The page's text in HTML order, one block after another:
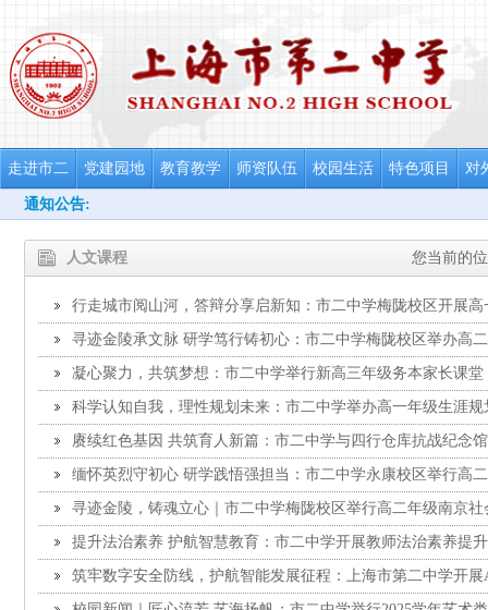
走进市二 党建园地 教育教学 师资队伍 校园生活 特色项目 对
通知公告:
您当前的
人文课程
行走城市阅山河，答辩分享启新知：市二中学梅陇校区开展高
迹”优秀实践答辩分享会
寻迹金陵承文脉 研学笃行铸初心：市二中学梅陇校区举办高
示暨评选活动
凝心聚力，共筑梦想：市二中学举行新高三年级务本家长课堂
科学认知自我，理性规划未来：市二中学举办高一年级生涯规
赓续红色基因 共筑育人新篇：市二中学与四行仓库抗战纪念
缅怀英烈守初心 研学践悟强担当：市二中学永康校区举行高
前动员大会
寻迹金陵，铸魂立心｜市二中学梅陇校区举行高二年级南京
提升法治素养 护航智慧教育：市二中学开展教师法治素养提
筑牢数字安全防线，护航智能发展征程：上海市第二中学开